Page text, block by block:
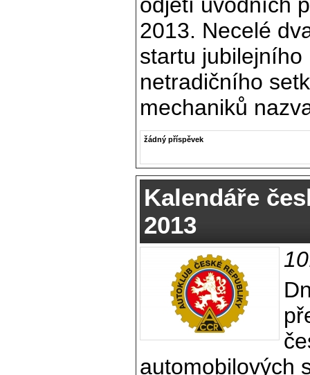
2013. Necelé
startu
netradičního
mechaniků
žádný příspěvek
Kalendáře
2013
automobilových